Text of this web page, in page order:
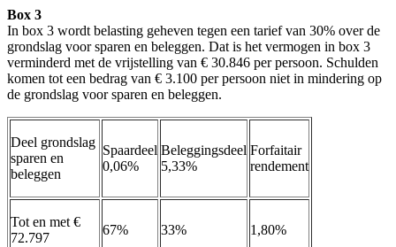
Box 3
In box 3 wordt belasting geheven tegen een tarief van 30% over de
grondslag voor sparen en beleggen. Dat is het vermogen in box 3
verminderd met de vrijstelling van € 30.846 per persoon. Schulden
komen tot een bedrag van € 3.100 per persoon niet in mindering op
de grondslag voor sparen en beleggen.
Deel grondslag
sparen en
beleggen
Spaardeel
0,06%
Beleggingsdeel
5,33%
Forfaitair
rendement
Tot en met €
72.797
67% 33% 1,80%